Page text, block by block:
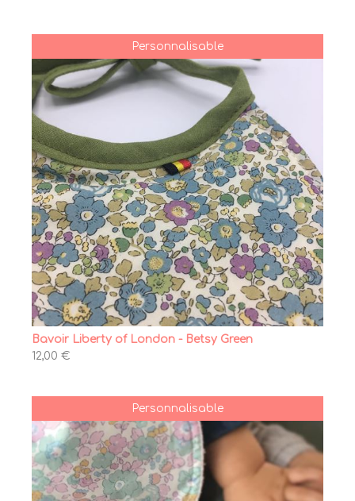
Personnalisable
Bavoir Liberty of London - Betsy Green
12,00 €
Personnalisable